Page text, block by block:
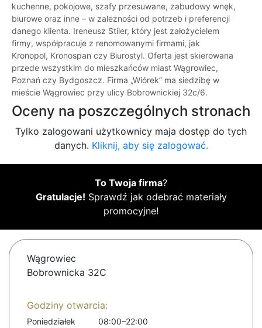
kuchenne, pokojowe, szafy przesuwane, zabudowy wnęk,
biurowe oraz inne – w zależności od potrzeb i preferencji
danego klienta. Ireneusz Stiler, który jest założycielem
firmy, współpracuje z renomowanymi firmami, jak
Kronopol, Kronospan czy Biurostyl. Oferta jest skierowana
przede wszystkim do mieszkańców miast Wągrowiec,
Poznań czy Bydgoszcz. Firma „Wiórek” ma siedzibę w
mieście Wągrowiec przy ulicy Bobrownickiej 32c/6.
Oceny na poszczególnych stronach
Tylko zalogowani użytkownicy maja dostęp do tych
danych. Kliknij, aby się zalogować.
To Twoja firma?
Gratulacje! Sprawdź jak odebrać materiały
promocyjne!
Wągrowiec
Bobrownicka 32C
Godziny otwarcia:
Poniedziałek
08:00–22:00